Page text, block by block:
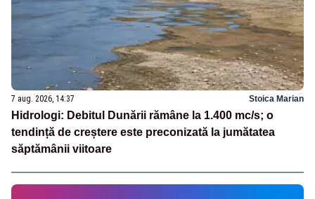
7 aug. 2026, 14:37 Stoica Marian
Hidrologi: Debitul Dunării rămâne la 1.400 mc/s; o
tendință de creștere este preconizată la jumătatea
săptămânii viitoare